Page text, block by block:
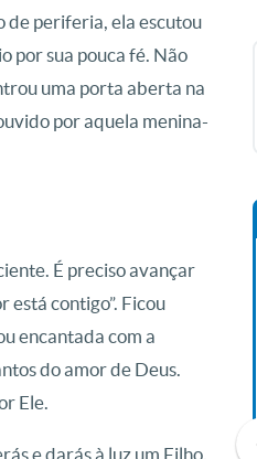
de periferia, ela escutou
por sua pouca fé. Não
uma porta aberta na
por aquela menina-
É preciso avançar
está contigo”. Ficou
encantada com a
do amor de Deus.
Ele.
e darás à luz um Filho,